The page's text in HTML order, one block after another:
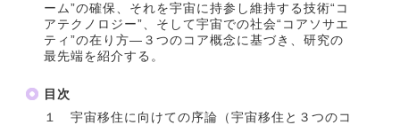
ーム”の確保、それを宇宙に持参し維持する技術“コ
アテクノロジー”、そして宇宙での社会“コアソサエ
ティ”の在り方―３つのコア概念に基づき、研究の
最先端を紹介する。
目次
１ 宇宙移住に向けての序論（宇宙移住と３つのコ